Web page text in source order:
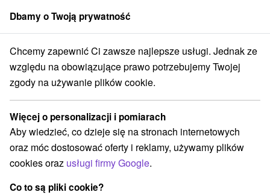
członek grupySorger
Drevenice Východné Slovensko Prešovský kraj Mengusovce
Drevenice Mengusovce
Kategorie
Wszystkie kategorie
Hotele na Slovacji(1)
Apartmány(2) Chaty na prenájom
Penzióny (3) Priváty(3)
Dbamy o Twoją prywatność
Chcemy zapewnić Ci zawsze najlepsze usługi. Jednak ze
względu na obowiązujące prawo potrzebujemy Twojej
zgody na używanie plików cookie.
Więcej o personalizacji i pomiarach
Aby wiedzieć, co dzieje się na stronach internetowych
oraz móc dostosować oferty i reklamy, używamy plików
cookies oraz usługi firmy Google.
Co to są pliki cookie?